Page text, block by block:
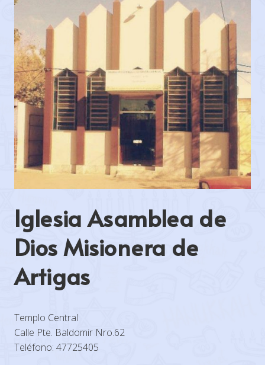
Iglesia Asamblea de
Dios Misionera de
Artigas
Templo Central
Calle Pte. Baldomir Nro.62
Teléfono: 47725405